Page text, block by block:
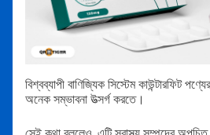
বিশ্বব্যাপী বাণিজ্যিক সিস্টেম কাউন্টারফিট
অনেক সম্ভাবনা উত্সর্গ করতে।